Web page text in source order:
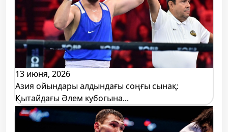
13 июня, 2026
Азия ойындары алдындағы соңғы сынақ:
Қытайдағы Әлем кубогына...